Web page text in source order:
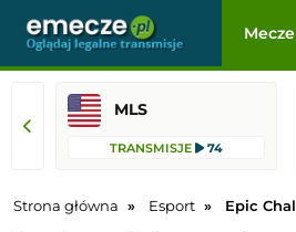
MLS
TRANSMISJE 74
Strona główna Esport Epic